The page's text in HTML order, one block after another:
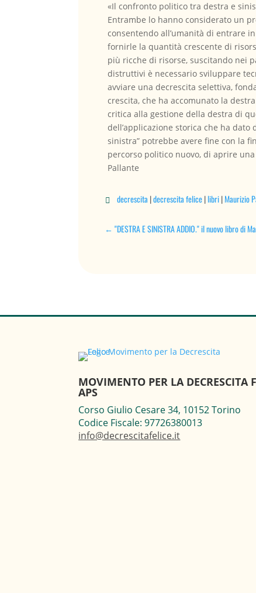
«Il confronto politico tra destra e
Entrambe lo hanno considerato un
consentendo all’umanità di entrare
fornirle la quantità crescente di
più ricche di risorse, suscitando nei
distruttivi è necessario sviluppare
avviare una decrescita selettiva,
crescita, che ha accomunato la
critica alla gestione della destra di
dell’applicazione storica che ha dato
sinistra” potrebbe avere fine con la
percorso politico nuovo, di aprire
Pallante
 decrescita |decrescita felice|libri|Maurizio
←"DESTRA E SINISTRA ADDIO." il nuovo libro di
MOVIMENTO PER LA DECRESCITA
APS
Corso Giulio Cesare 34, 10152 Torino
Codice Fiscale: 97726380013
info@decrescitafelice.it